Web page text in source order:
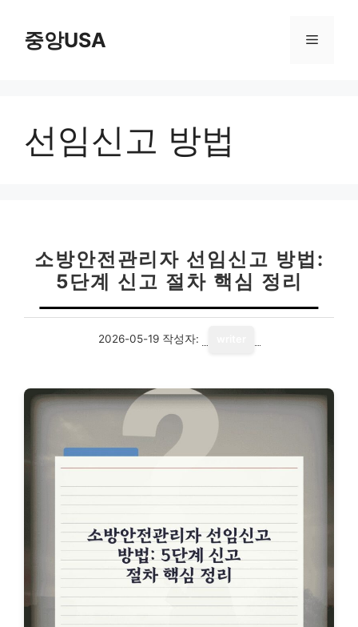
중앙USA 메
선임신고 방법
소방안전관리자 선임신고 방법:
5단계 신고 절차 핵심 정리
2026-05-19 작성자: